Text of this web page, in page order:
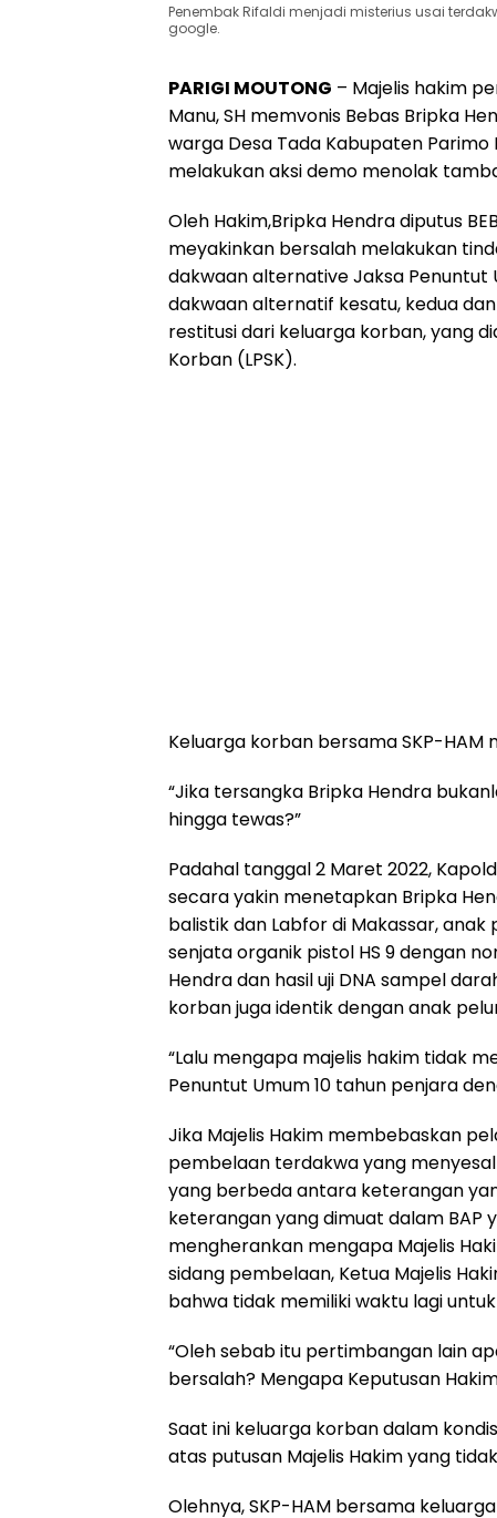
Penembak Rifaldi menjadi misterius usai
google.
PARIGI MOUTONG – Majelis hakim
Manu, SH memvonis Bebas Bripka
warga Desa Tada Kabupaten Parimo
melakukan aksi demo menolak
Oleh Hakim,Bripka Hendra diputus
meyakinkan bersalah melakukan
dakwaan alternative Jaksa
dakwaan alternatif kesatu, kedua
restitusi dari keluarga korban, yang
Korban (LPSK).
Keluarga korban bersama SKP-
“Jika tersangka Bripka Hendra
hingga tewas?”
Padahal tanggal 2 Maret 2022,
secara yakin menetapkan Bripka
balistik dan Labfor di Makassar,
senjata organik pistol HS 9 dengan
Hendra dan hasil uji DNA sampel
korban juga identik dengan anak
“Lalu mengapa majelis hakim tidak
Penuntut Umum 10 tahun penjara
Jika Majelis Hakim membebaskan
pembelaan terdakwa yang
yang berbeda antara keterangan
keterangan yang dimuat dalam BAP
mengherankan mengapa Majelis
sidang pembelaan, Ketua Majelis
bahwa tidak memiliki waktu lagi
“Oleh sebab itu pertimbangan lain
bersalah? Mengapa Keputusan
Saat ini keluarga korban dalam
atas putusan Majelis Hakim yang
Olehnya, SKP-HAM bersama